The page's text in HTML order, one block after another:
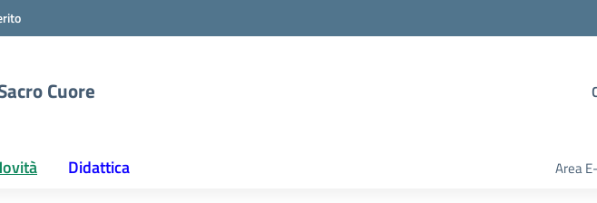
Cuore
Didattica Area